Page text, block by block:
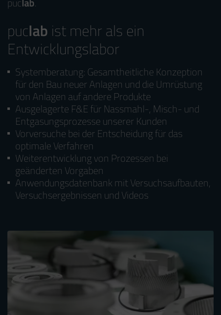
puclab ist mehr als ein
Entwicklungslabor
Systemberatung: Gesamtheitliche Konzeption
für den Bau neuer Anlagen und die Umrüstung
von Anlagen auf andere Produkte
Ausgelagerte F&E für Nassmahl-, Misch- und
Entgasungsprozesse unserer Kunden
Vorversuche bei der Entscheidung für das
optimale Verfahren
Weiterentwicklung von Prozessen bei
geänderten Vorgaben
Anwendungsdatenbank mit Versuchsaufbauten,
Versuchsergebnissen und Videos